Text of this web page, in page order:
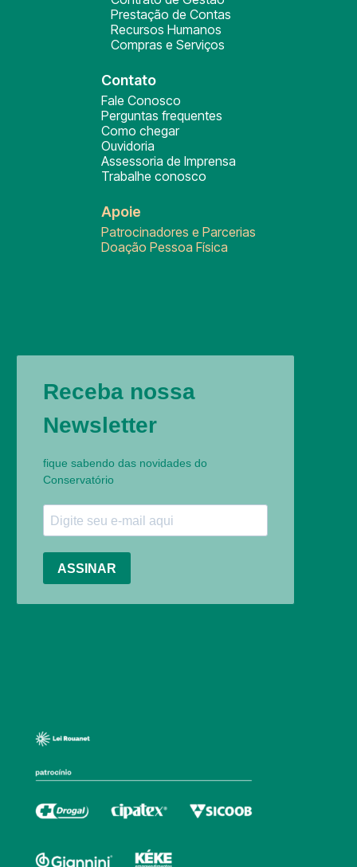
Prestação de Contas
Recursos Humanos
Compras e Serviços
Contato
Fale Conosco
Perguntas frequentes
Como chegar
Ouvidoria
Assessoria de Imprensa
Trabalhe conosco
Apoie
Patrocinadores e Parcerias
Doação Pessoa Física